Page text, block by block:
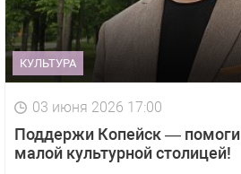
КУЛЬТУРА
03 июня 2026 17:00
Поддержи Копейск — помоги
малой культурной столицей!